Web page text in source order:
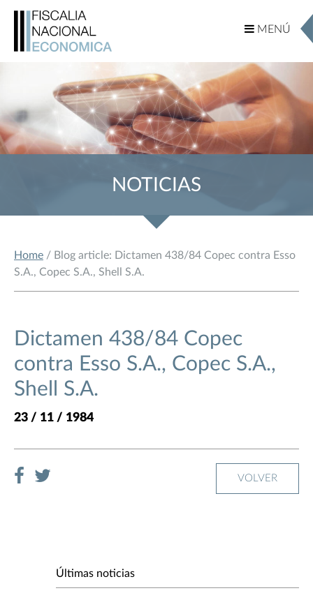
MENÚ
MENÚ
NOTICIAS
Home / Blog article: Dictamen 438/84 Copec contra Esso
S.A., Copec S.A., Shell S.A.
Dictamen 438/84 Copec
contra Esso S.A., Copec S.A.,
Shell S.A.
23 / 11 / 1984
VOLVER
Últimas noticias